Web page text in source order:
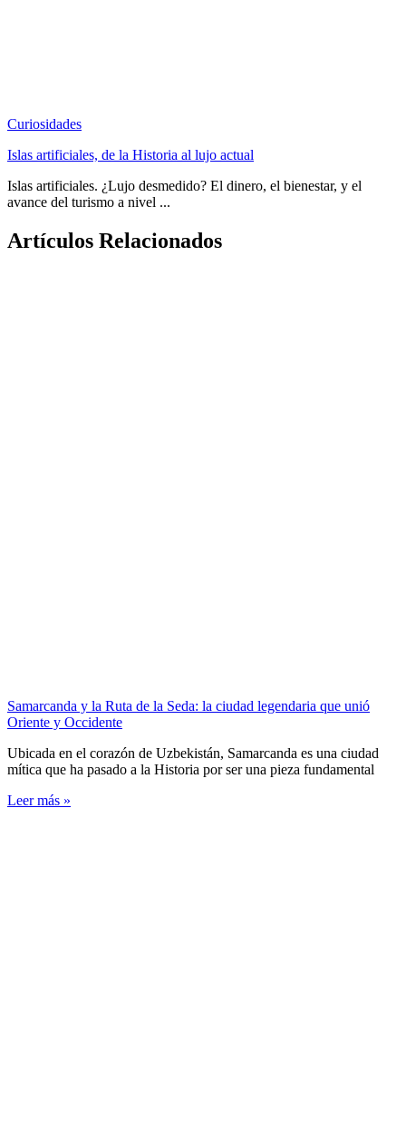
Curiosidades
Islas artificiales, de la Historia al lujo actual
Islas artificiales. ¿Lujo desmedido? El dinero, el bienestar, y el
avance del turismo a nivel ...
Artículos Relacionados
Samarcanda y la Ruta de la Seda: la ciudad legendaria que unió
Oriente y Occidente
Ubicada en el corazón de Uzbekistán, Samarcanda es una ciudad
mítica que ha pasado a la Historia por ser una pieza fundamental
Leer más »